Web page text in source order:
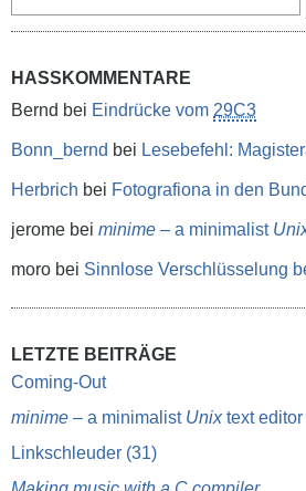
HASSKOMMENTARE
Bernd bei Eindrücke vom 29C3
Bonn_bernd bei Lesebefehl:
Herbrich bei Fotografiona in den
jerome bei minime – a minimalist
moro bei Sinnlose Verschlüsselung
LETZTE BEITRÄGE
Coming-Out
minime – a minimalist Unixtext editor
Linkschleuder (31)